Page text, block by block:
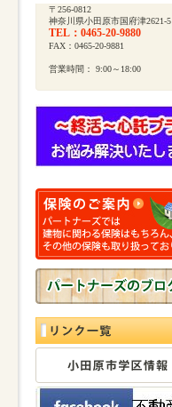
〒256-0812
神奈川県小田原市国府津2621-5
TEL：0465-20-9880
FAX：0465-20-9881
営業時間： 9:00～18:00